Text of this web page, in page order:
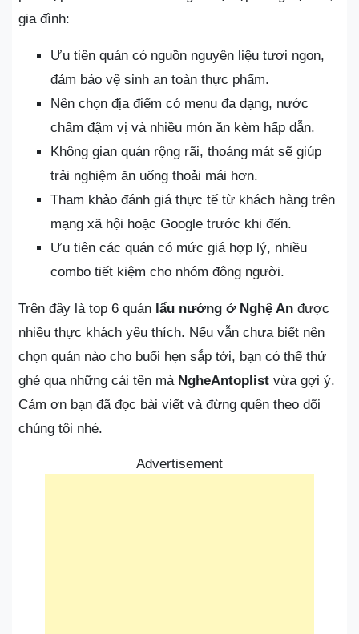
gia đình:
Ưu tiên quán có nguồn nguyên liệu tươi ngon,
đảm bảo vệ sinh an toàn thực phẩm.
Nên chọn địa điểm có menu đa dạng, nước
chấm đậm vị và nhiều món ăn kèm hấp dẫn.
Không gian quán rộng rãi, thoáng mát sẽ giúp
trải nghiệm ăn uống thoải mái hơn.
Tham khảo đánh giá thực tế từ khách hàng trên
mạng xã hội hoặc Google trước khi đến.
Ưu tiên các quán có mức giá hợp lý, nhiều
combo tiết kiệm cho nhóm đông người.
Trên đây là top 6 quán lẩu nướng ở Nghệ An được
nhiều thực khách yêu thích. Nếu vẫn chưa biết nên
chọn quán nào cho buổi hẹn sắp tới, bạn có thể thử
ghé qua những cái tên mà NgheAntoplist vừa gợi ý.
Cảm ơn bạn đã đọc bài viết và đừng quên theo dõi
chúng tôi nhé.
Advertisement